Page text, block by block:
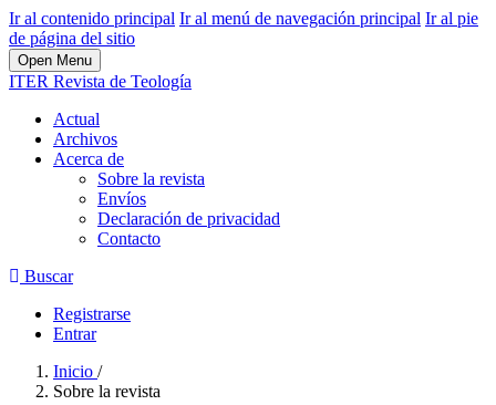
Ir al contenido principal Ir al menú de navegación principal Ir al pie
de página del sitio
Open Menu
ITER Revista de Teología
Actual
Archivos
Acerca de
Sobre la revista
Envíos
Declaración de privacidad
Contacto
Buscar
Registrarse
Entrar
Inicio /
Sobre la revista